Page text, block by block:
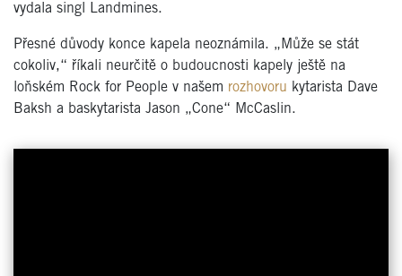
vydala singl Landmines.
Přesné důvody konce kapela neoznámila. „Může se stát
cokoliv,“ říkali neurčitě o budoucnosti kapely ještě na
loňském Rock for People v našem rozhovoru kytarista Dave
Baksh a baskytarista Jason „Cone“ McCaslin.